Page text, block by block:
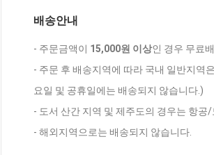
배송안내
- 주문금액이 15,000원 이상인 경우 무료
- 주문 후 배송지역에 따라 국내 일반지역
요일 및 공휴일에는 배송되지 않습니다.)
- 도서 산간 지역 및 제주도의 경우는 항
- 해외지역으로는 배송되지 않습니다.